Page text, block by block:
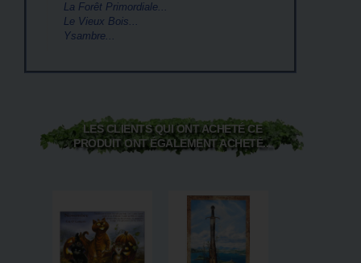
La Forêt Primordiale...
Le Vieux Bois...
Ysambre...
LES CLIENTS QUI ONT ACHETÉ CE
PRODUIT ONT ÉGALEMENT ACHETÉ...